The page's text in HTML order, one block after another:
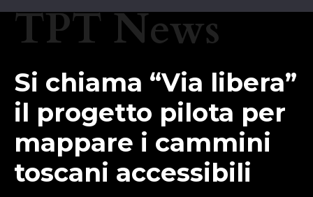
TPT News
Si chiama “Via libera”
il progetto pilota per
mappare i cammini
toscani accessibili